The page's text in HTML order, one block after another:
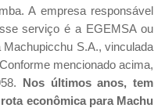
A empresa responsável
serviço é a EGEMSA ou
S.A., vinculada
mencionado acima,
Nos últimos anos, tem
econômica para Machu